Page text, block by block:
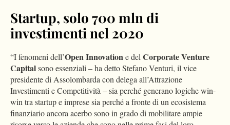
Startup, solo 700 mln di
investimenti nel 2020
“I fenomeni dell’Open Innovation e del Corporate Venture
Capitalsono essenziali – ha detto Stefano Venturi, il vice
presidente di Assolombarda con delega all’Attrazione
Investimenti e Competitività – sia perché generano logiche win-
win tra startup e imprese sia perché a fronte di un ecosistema
finanziario ancora acerbo sono in grado di mobilitare ampie